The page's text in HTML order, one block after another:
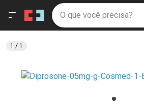
Drogaria São Paulo
Ir direto para a home
pela página
Ir direto para o conteúdo
Ir direto para a busca
Ir direto para a conta
Ir direto para a notificações
Ir direto para o carrinho
Faça a sua busca
O que você precisa?
Menu
1 / 1